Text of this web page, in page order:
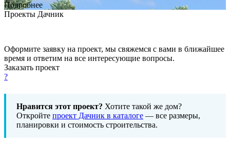
Подробнее
Проекты Дачник
Оформите заявку на проект, мы свяжемся с вами в ближайшее
время и ответим на все интересующие вопросы.
Заказать проект
?
Нравится этот проект? Хотите такой же дом?
Откройте проект Дачник в каталоге — все размеры,
планировки и стоимость строительства.